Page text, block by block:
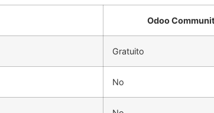
Odoo
Gratuito
No